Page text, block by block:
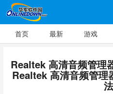
首页 最新 游戏
Realtek 高清音频管理
Realtek 高清音频管理
法